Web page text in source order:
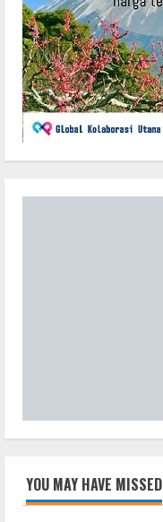
YOU MAY HAVE MISSED